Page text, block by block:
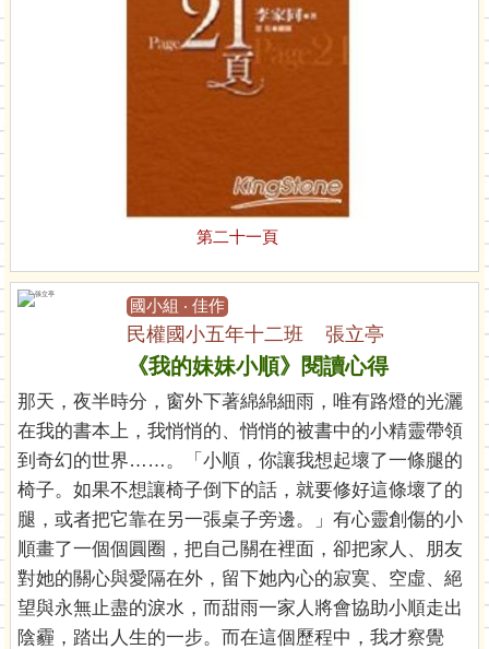
第二十一頁
國小組 ‧ 佳作
民權國小五年十二班 張立亭
《我的妹妹小順》閱讀心得
那天，夜半時分，窗外下著綿綿細雨，唯有路燈的光灑
在我的書本上，我悄悄的、悄悄的被書中的小精靈帶領
到奇幻的世界……。「小順，你讓我想起壞了一條腿的
椅子。如果不想讓椅子倒下的話，就要修好這條壞了的
腿，或者把它靠在另一張桌子旁邊。」有心靈創傷的小
順畫了一個個圓圈，把自己關在裡面，卻把家人、朋友
對她的關心與愛隔在外，留下她內心的寂寞、空虛、絕
望與永無止盡的淚水，而甜雨一家人將會協助小順走出
陰霾，踏出人生的一步。而在這個歷程中，我才察覺